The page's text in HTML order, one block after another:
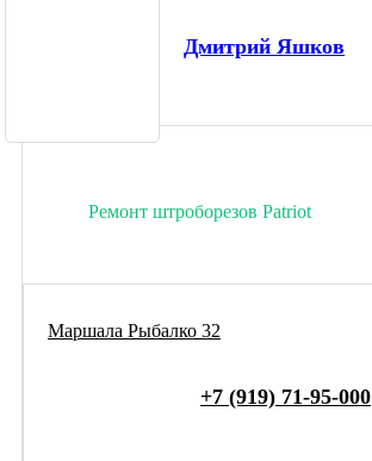
Дмитрий Яшков
Ремонт штроборезов Patriot
Маршала Рыбалко 32
+7 (919) 71-95-000